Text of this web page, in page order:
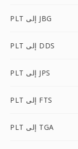
PLT إلى JBG
PLT إلى DDS
PLT إلى JPS
PLT إلى FTS
PLT إلى TGA